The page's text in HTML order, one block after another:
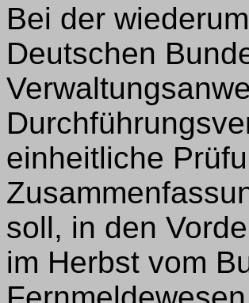
Bei der
Deutschen
einheitliche
soll, in den
im Herbst vom